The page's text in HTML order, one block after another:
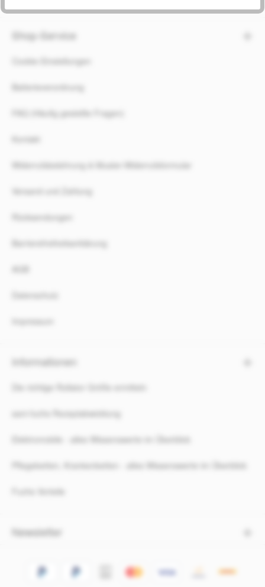
Shop-Service
Cookie-Einstellungen
Batterieverordnung
FAQ (Häufig gestellte Fragen)
Kontakt
Widerrufsbelehrung & Muster-Widerrufsformular
Versand und Zahlung
Rücksendungen
Barrierefreiheitserklärung
Datenschutz
Impressum
Informationen
Die richtige Rollator Größe ermitteln
sani-fuchs Rezeptabwicklung
Elektromobile - alles Wissenswerte im Überblick
Pflegebetten, Krankenbetten - alles Wissenswerte im Überblick
Newsletter